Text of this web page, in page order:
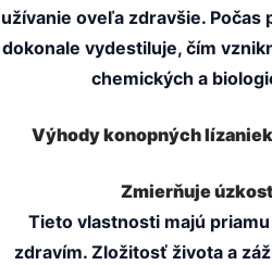
užívanie oveľa zdravšie. Počas
dokonale vydestiluje, čím
chemických a
Výhody konopných
Zmierňuje
Tieto vlastnosti majú
zdravím. Zložitosť života a